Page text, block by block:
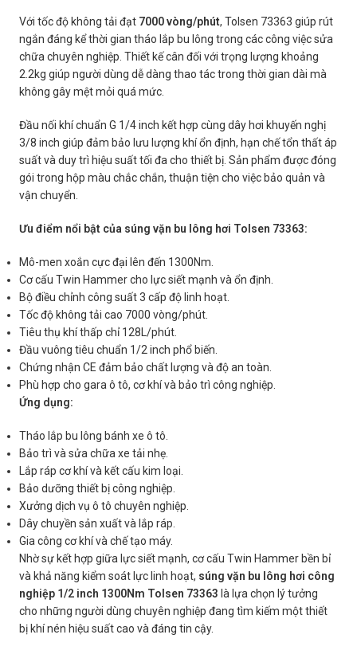
Với tốc độ không tải đạt 7000 vòng/phút, Tolsen 73363 giúp rút
ngắn đáng kể thời gian tháo lắp bu lông trong các công việc sửa
chữa chuyên nghiệp. Thiết kế cân đối với trọng lượng khoảng
2.2kg giúp người dùng dễ dàng thao tác trong thời gian dài mà
không gây mệt mỏi quá mức.
Đầu nối khí chuẩn G 1/4 inch kết hợp cùng dây hơi khuyến nghị
3/8 inch giúp đảm bảo lưu lượng khí ổn định, hạn chế tổn thất áp
suất và duy trì hiệu suất tối đa cho thiết bị. Sản phẩm được đóng
gói trong hộp màu chắc chắn, thuận tiện cho việc bảo quản và
vận chuyển.
Ưu điểm nổi bật của súng vặn bu lông hơi Tolsen 73363:
Mô-men xoắn cực đại lên đến 1300Nm.
Cơ cấu Twin Hammer cho lực siết mạnh và ổn định.
Bộ điều chỉnh công suất 3 cấp độ linh hoạt.
Tốc độ không tải cao 7000 vòng/phút.
Tiêu thụ khí thấp chỉ 128L/phút.
Đầu vuông tiêu chuẩn 1/2 inch phổ biến.
Chứng nhận CE đảm bảo chất lượng và độ an toàn.
Phù hợp cho gara ô tô, cơ khí và bảo trì công nghiệp.
Ứng dụng:
Tháo lắp bu lông bánh xe ô tô.
Bảo trì và sửa chữa xe tải nhẹ.
Lắp ráp cơ khí và kết cấu kim loại.
Bảo dưỡng thiết bị công nghiệp.
Xưởng dịch vụ ô tô chuyên nghiệp.
Dây chuyền sản xuất và lắp ráp.
Gia công cơ khí và chế tạo máy.
Nhờ sự kết hợp giữa lực siết mạnh, cơ cấu Twin Hammer bền bỉ
và khả năng kiểm soát lực linh hoạt, súng vặn bu lông hơi công
nghiệp 1/2 inch 1300Nm Tolsen 73363 là lựa chọn lý tưởng
cho những người dùng chuyên nghiệp đang tìm kiếm một thiết
bị khí nén hiệu suất cao và đáng tin cậy.